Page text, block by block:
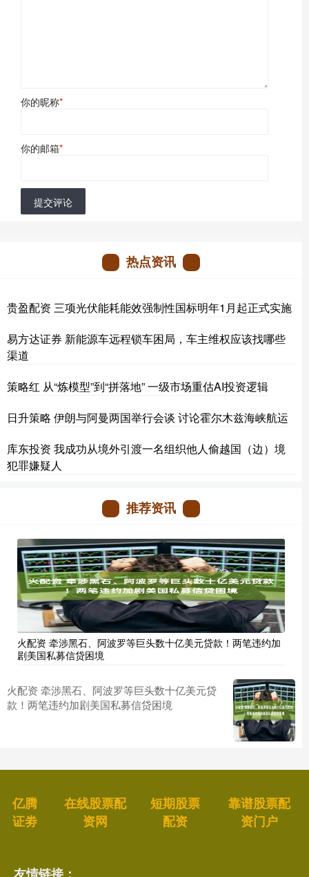
你的昵称*
你的邮箱*
提交评论
热点资讯
贵盈配资 三项光伏能耗能效强制性国标明年1月起正式实施
易方达证券 新能源车远程锁车困局，车主维权应该找哪些
渠道
策略红 从“炼模型”到“拼落地” 一级市场重估AI投资逻辑
日升策略 伊朗与阿曼两国举行会谈 讨论霍尔木兹海峡航运
库东投资 我成功从境外引渡一名组织他人偷越国（边）境
犯罪嫌疑人
推荐资讯
火配资 牵涉黑石、阿波罗等巨头数十亿美元贷款！两笔违约加
剧美国私募信贷困境
火配资 牵涉黑石、阿波罗等巨头数十亿美元贷
款！两笔违约加剧美国私募信贷困境
亿腾
证劵
在线股票配
资网
短期股票
配资
靠谱股票配
资门户